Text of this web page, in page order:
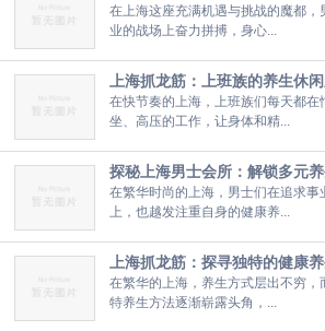
在上海这座充满机遇与挑战的魔都
业的战场上奋力拼搏，身心...
上海抓龙筋：上班族的养生休
在快节奏的上海，上班族们每天都在
坐、高压的工作，让身体和精...
探秘上海男士会所：解锁多元
在繁华时尚的上海，男士们在追求
上，也越发注重自身的健康养...
上海抓龙筋：探寻独特的健康
在繁华的上海，养生方式层出不穷，
特养生方法逐渐崭露头角，...